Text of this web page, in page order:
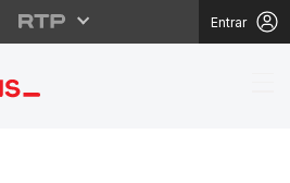
Entrar
Árabes